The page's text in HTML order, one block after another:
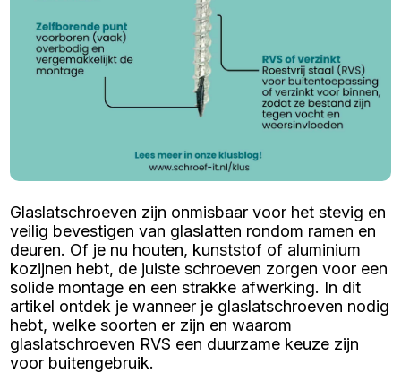
Glaslatschroeven zijn onmisbaar voor het stevig en
veilig bevestigen van glaslatten rondom ramen en
deuren. Of je nu houten, kunststof of aluminium
kozijnen hebt, de juiste schroeven zorgen voor een
solide montage en een strakke afwerking. In dit
artikel ontdek je wanneer je glaslatschroeven nodig
hebt, welke soorten er zijn en waarom
glaslatschroeven RVS een duurzame keuze zijn
voor buitengebruik.